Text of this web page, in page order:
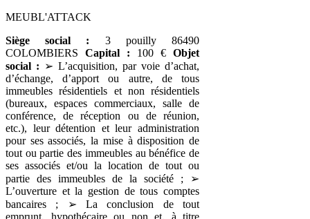
MEUBL'ATTACK
Siège social : 3 pouilly 86490
COLOMBIERS Capital : 100 € Objet
social : ➢ L’acquisition, par voie d’achat,
d’échange, d’apport ou autre, de tous
immeubles résidentiels et non résidentiels
(bureaux, espaces commerciaux, salle de
conférence, de réception ou de réunion,
etc.), leur détention et leur administration
pour ses associés, la mise à disposition de
tout ou partie des immeubles au bénéfice de
ses associés et/ou la location de tout ou
partie des immeubles de la société ; ➢
L’ouverture et la gestion de tous comptes
bancaires ; ➢ La conclusion de tout
emprunt, hypothécaire ou non et, à titre